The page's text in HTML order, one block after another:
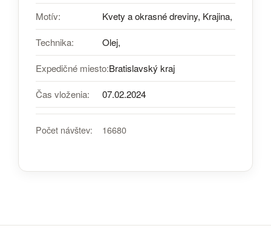
Motív: Kvety a okrasné dreviny, Krajina,
Technika: Olej,
Expedičné miesto:Bratislavský kraj
Čas vloženia: 07.02.2024
Počet návštev: 16680